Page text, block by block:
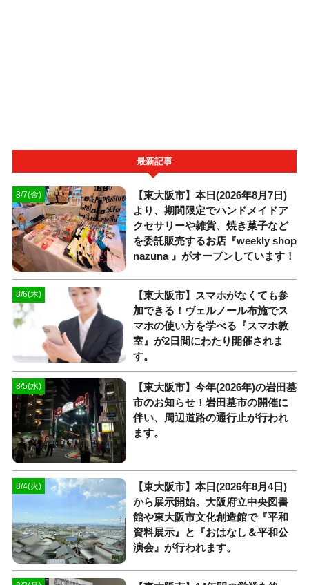
最新記事
8/7(金)
【東大阪市】本日(2026年8月7日)
より、期間限定でハンドメイドア
クセサリーや雑貨、焼き菓子など
を委託販売するお店『weekly shop
nazuna 』がオープンしています！
8/6(木)
【東大阪市】スマホがなくても参
加できる！ヴェルノール布施でス
マホの使い方を学べる『スマホ教
室』が2日間にわたり開催されま
す。
8/5(水)
【東大阪市】今年(2026年)の岩田墓
市のお知らせ！岩田墓市の開催に
伴い、周辺道路の通行止が行われ
ます。
8/4(火)
【東大阪市】本日(2026年8月4日)
から展示開始。大阪府立中央図書
館や東大阪市文化創造館で『平和
資料展示』と『おはなし＆平和公
演会』が行われます。